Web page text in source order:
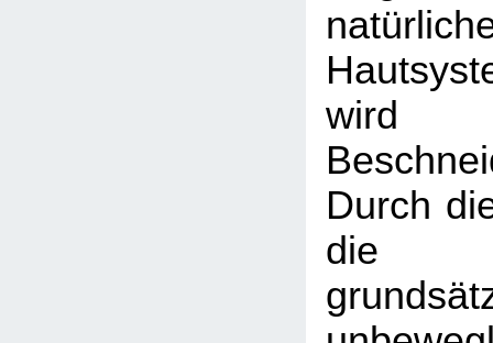
wird
Durch
die